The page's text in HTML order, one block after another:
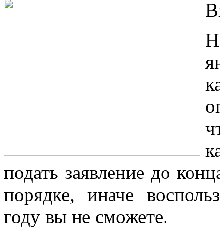
подать заявление до
порядке, иначе
году вы не сможете.